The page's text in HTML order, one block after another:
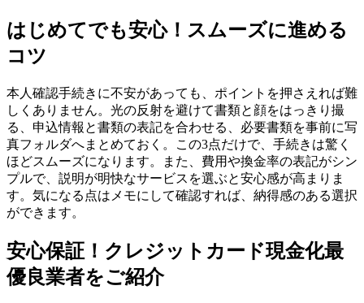
はじめてでも安心！スムーズに進める
コツ
本人確認手続きに不安があっても、ポイントを押さえれば難
しくありません。光の反射を避けて書類と顔をはっきり撮
る、申込情報と書類の表記を合わせる、必要書類を事前に写
真フォルダへまとめておく。この3点だけで、手続きは驚く
ほどスムーズになります。また、費用や換金率の表記がシン
プルで、説明が明快なサービスを選ぶと安心感が高まりま
す。気になる点はメモにして確認すれば、納得感のある選択
ができます。
安心保証！クレジットカード現金化最
優良業者をご紹介